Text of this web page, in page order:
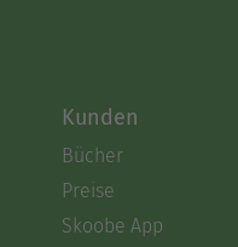
Kunden
Bücher
Preise
Skoobe App